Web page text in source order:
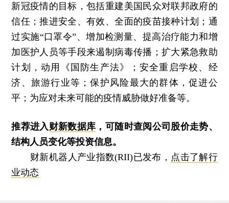
新冠疫情的目标，包括重建美国民众对联邦政府的
信任；推进安全、有效、全面的疫苗接种计划；通
过实施“口罩令”、增加检测量、提高治疗能力和增
加医护人员等手段来遏制病毒传播；扩大紧急救助
计划，动用《国防生产法》；安全重启学校、经
济、旅游行业等；保护风险最大的群体，促进公
平；为应对未来可能的疫情威胁做好准备等。
推荐进入 财新数据库 ，可随时查阅公司股价走势、
结构人员变化等投资信息。
财新机器人产业指数(RII)已发布， 点击了解行
业动态